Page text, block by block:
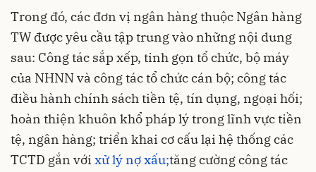
Trong đó, các đơn vị ngân hàng thuộc Ngân hàng
TW được yêu cầu tập trung vào những nội dung
sau: Công tác sắp xếp, tinh gọn tổ chức, bộ máy
của NHNN và công tác tổ chức cán bộ; công tác
điều hành chính sách tiền tệ, tín dụng, ngoại hối;
hoàn thiện khuôn khổ pháp lý trong lĩnh vực tiền
tệ, ngân hàng; triển khai cơ cấu lại hệ thống các
TCTD gắn với xử lý nợ xấu;tăng cường công tác